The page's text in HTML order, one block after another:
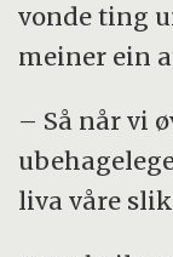
vonde ting
meiner ein
– Så når vi
liva våre